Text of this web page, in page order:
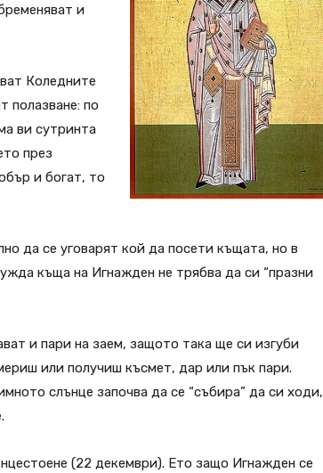
и
Коледните
полазване: по
ви сутринта
през
и богат, то
да се уговарят кой да посети къщата, но в
къща на Игнажден не трябва да си “празни
и пари на заем, защото така ще си изгуби
или получиш късмет, дар или пък пари.
слънце започва да се “събира” да си ходи,
(22 декември). Ето защо Игнажден се